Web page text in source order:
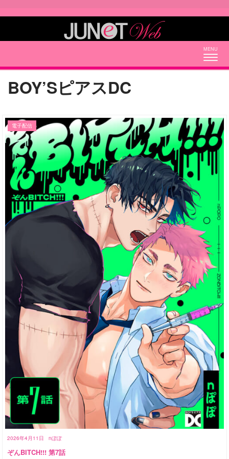
BOY’SピアスDC
2026年4月11日 nぽぽ
電子配信
ぞんBITCH!!! 第7話